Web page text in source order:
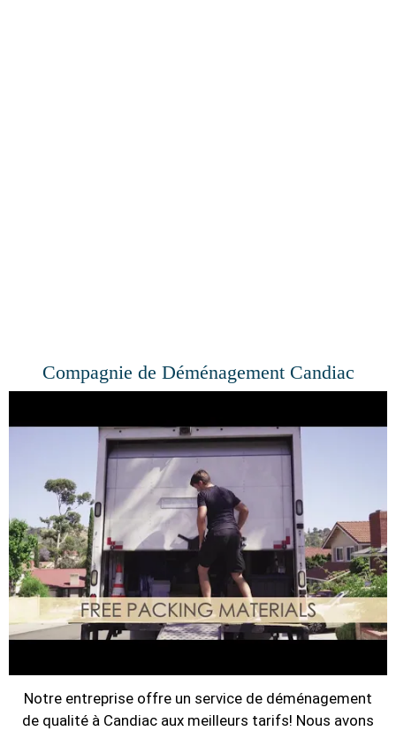
Compagnie de Déménagement Candiac
Notre entreprise offre un service de déménagement
de qualité à Candiac aux meilleurs tarifs! Nous avons